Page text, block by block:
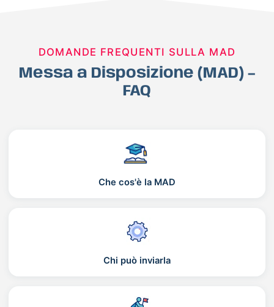
DOMANDE FREQUENTI SULLA MAD
Messa a Disposizione (MAD) –
FAQ
Che cos'è la MAD
Chi può inviarla